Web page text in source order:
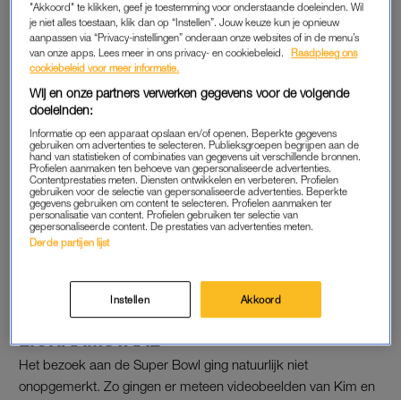
aandacht voor elkaar – terwijl de wereld toekeek.
Tekst gaat verder onder de post.
@viaplaysportnl
Lewis Hamilton was
vannacht aanwezig bij de Super Bowl 🏈
De 7-voudig F1-wereldkampioen werd
samen met Kim Kardashian, Kendall
Jenner en Tyler! The Creator gespot 👀
#F1 #Hamilton #Kardashian #SuperBowl
#BadBunny ♬ Bad Bunny style/Latin
HIPHOP(1492544) – Burning Man
LICHAAMSTAAL
Het bezoek aan de Super Bowl ging natuurlijk niet
onopgemerkt. Zo gingen er meteen videobeelden van Kim en
"Akkoord" te klikken, geef je toestemming voor onderstaande doeleinden. Wil
je niet alles toestaan, klik dan op “Instellen”. Jouw keuze kun je opnieuw
aanpassen via “Privacy-instellingen” onderaan onze websites of in de menu’s
van onze apps. Lees meer in ons privacy- en cookiebeleid.
Raadpleeg ons
cookiebeleid voor meer informatie.
Wij en onze partners verwerken gegevens voor de volgende
doeleinden:
Informatie op een apparaat opslaan en/of openen. Beperkte gegevens
gebruiken om advertenties te selecteren. Publieksgroepen begrijpen aan de
hand van statistieken of combinaties van gegevens uit verschillende bronnen.
Profielen aanmaken ten behoeve van gepersonaliseerde advertenties.
Contentprestaties meten. Diensten ontwikkelen en verbeteren. Profielen
gebruiken voor de selectie van gepersonaliseerde advertenties. Beperkte
gegevens gebruiken om content te selecteren. Profielen aanmaken ter
personalisatie van content. Profielen gebruiken ter selectie van
gepersonaliseerde content. De prestaties van advertenties meten.
Derde partijen lijst
Instellen Akkoord